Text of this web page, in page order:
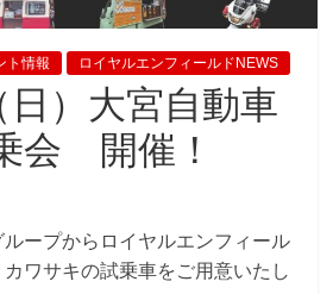
ト情報 ロイヤルエンフィールドNEWS
）大宮自動車
会 開催！
ープからロイヤルエンフィール
カワサキの試乗車をご用意いたし